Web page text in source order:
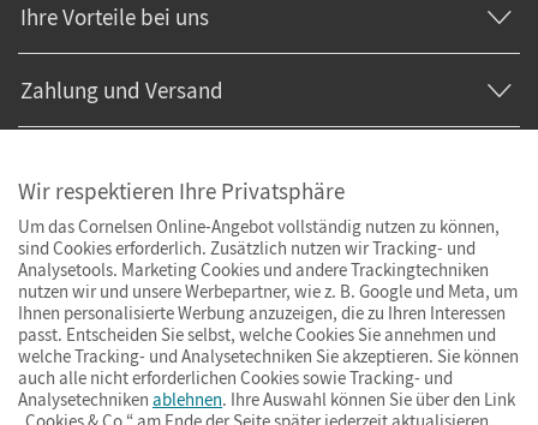
Ihre Vorteile bei uns
Zahlung und Versand
Wir respektieren Ihre Privatsphäre
Um das Cornelsen Online-Angebot vollständig nutzen zu können,
sind Cookies erforderlich. Zusätzlich nutzen wir Tracking- und
Analysetools. Marketing Cookies und andere Trackingtechniken
nutzen wir und unsere Werbepartner, wie z. B. Google und Meta, um
Ihnen personalisierte Werbung anzuzeigen, die zu Ihren Interessen
passt. Entscheiden Sie selbst, welche Cookies Sie annehmen und
welche Tracking- und Analysetechniken Sie akzeptieren. Sie können
auch alle nicht erforderlichen Cookies sowie Tracking- und
Analysetechniken ablehnen. Ihre Auswahl können Sie über den Link